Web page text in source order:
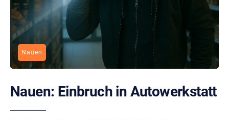
Nauen
Nauen: Einbruch in Autowerkstatt